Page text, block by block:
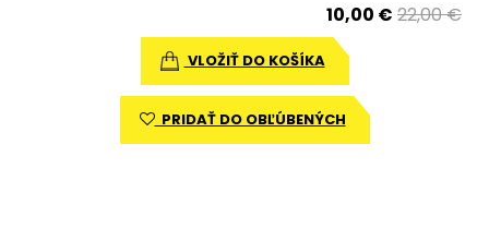
10,00 € 22,00 €
VLOŽIŤ DO KOŠÍKA
PRIDAŤ DO OBĽÚBENÝCH